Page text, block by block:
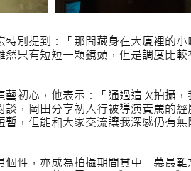
別提到：「那間藏身在大廈裡的小
只有短短一顆鏡頭，但是調度比
初心，他表示：「通過這次拍攝
，岡田分享初入行被導演責罵的
，但能和大家交流讓我深感仍有
性，亦成為拍攝期間其中一幕最